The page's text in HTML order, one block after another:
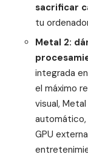
sacrificar
tu
Metal 2:
integrada
el máximo
visual,
automático,
GPU